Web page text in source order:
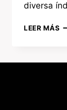
diversa
LEER MÁS